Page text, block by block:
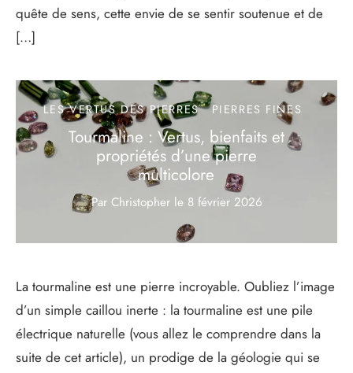
quête de sens, cette envie de se sentir soutenue et de
[…]
LES VERTUS DES PIERRES PIERRES FINES
Tourmaline : Vertus, bienfaits et
propriétés d’une pierre
multicolore
Par Christopherle 8 février 2026
La tourmaline est une pierre incroyable. Oubliez l’image
d’un simple caillou inerte : la tourmaline est une pile
électrique naturelle (vous allez le comprendre dans la
suite de cet article), un prodige de la géologie qui se